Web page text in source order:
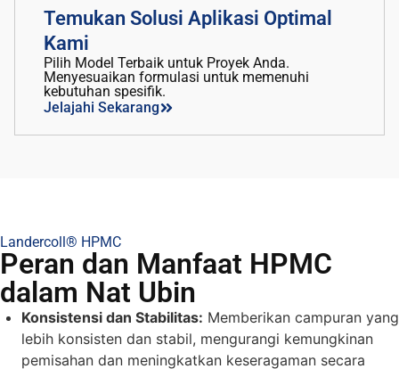
Temukan Solusi Aplikasi Optimal
Kami
Pilih Model Terbaik untuk Proyek Anda.
Menyesuaikan formulasi untuk memenuhi
kebutuhan spesifik.
Jelajahi Sekarang
Landercoll® HPMC
Peran dan Manfaat HPMC
dalam Nat Ubin
Konsistensi dan Stabilitas: Memberikan campuran yang
lebih konsisten dan stabil, mengurangi kemungkinan
pemisahan dan meningkatkan keseragaman secara